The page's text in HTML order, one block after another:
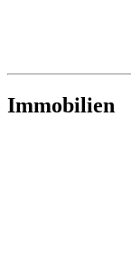
Immobilien